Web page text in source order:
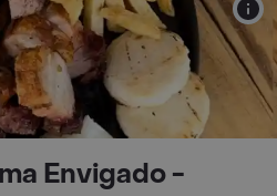
Envigado -